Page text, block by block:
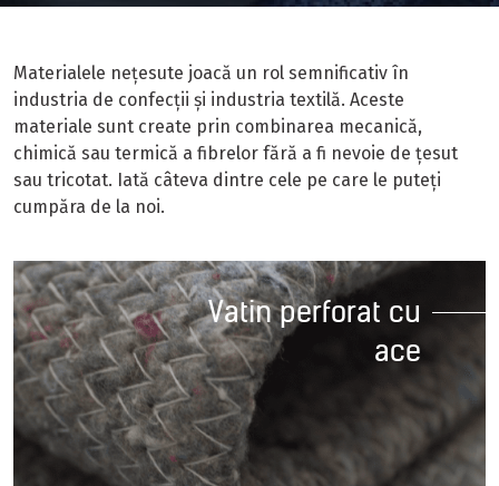
Materialele nețesute joacă un rol semnificativ în
industria de confecții și industria textilă. Aceste
materiale sunt create prin combinarea mecanică,
chimică sau termică a fibrelor fără a fi nevoie de țesut
sau tricotat. Iată câteva dintre cele pe care le puteți
cumpăra de la noi.
Vatin perforat cu
ace